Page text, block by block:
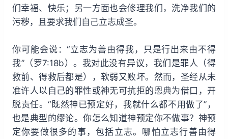
们幸福、快乐；另一方面也会修理我们，洗净我们的
污秽，且要求我们自己立志成圣。
你可能会说：“立志为善由得我，只是行出来由不得
我”（罗7:18b）。我对此没有异议，我们是罪人（得
救前、得救后都是），软弱又败坏。然而，圣经从未
准许人以自己的罪性或神无可抗拒的恩典为借口，开
脱责任。“既然神已预定好，我就什么都不用做了”，
也是典型的缪论。你怎么知道神预定你不做事？神预
定你要做很多的事，包括立志。哪怕立志行善由得